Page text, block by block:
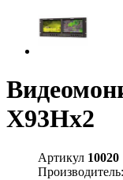
X93Hx2
Артикул 10020
Производитель: